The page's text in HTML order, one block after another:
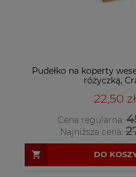
Pudełko na koperty
różyczką,
22,50 zł
Cena regularna:
Najniższa cena:
DO